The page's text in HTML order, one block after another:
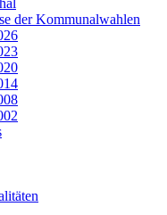
der Kommunalwahlen